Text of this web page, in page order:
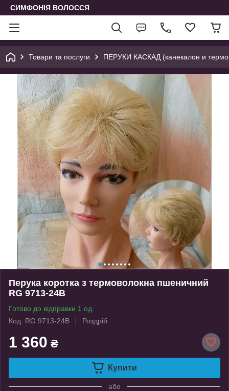
СИМФОНІЯ ВОЛОССЯ
Товари та послуги ПЕРУКИ КАСКАД (канекалон и
Перука коротка з термоволокна пшеничний
RG 9713-24В
Готово до відправки 1 од.
Код: RG 9713-24В
Роздріб
1 360 ₴
Купити
або